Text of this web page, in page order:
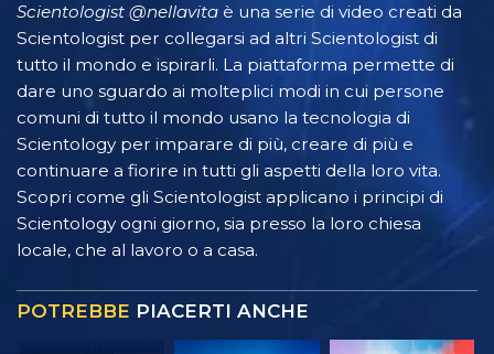
Scientologist @nellavita è una serie di video creati da
Scientologist per collegarsi ad altri Scientologist di
tutto il mondo e ispirarli. La piattaforma permette di
dare uno sguardo ai molteplici modi in cui persone
comuni di tutto il mondo usano la tecnologia di
Scientology per imparare di più, creare di più e
continuare a fiorire in tutti gli aspetti della loro vita.
Scopri come gli Scientologist applicano i principi di
Scientology ogni giorno, sia presso la loro chiesa
locale, che al lavoro o a casa.
POTREBBE PIACERTI ANCHE